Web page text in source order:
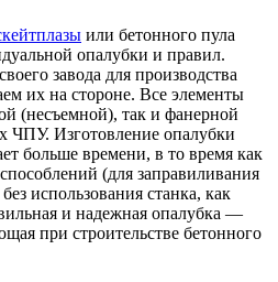
или бетонного пула
опалубки и правил.
завода для производства
их на стороне. Все элементы
(несъемной), так и фанерной
ЧПУ. Изготовление опалубки
больше времени, в то время как
(для заправиливания
использования станка, как
и надежная опалубка —
при строительстве бетонного